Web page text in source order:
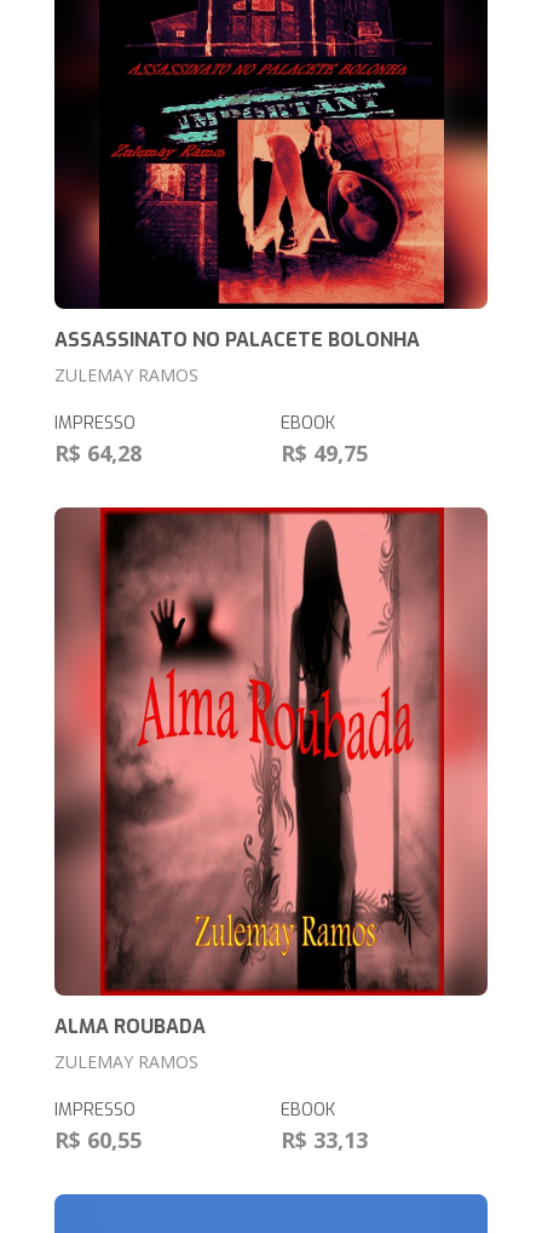
ASSASSINATO NO PALACETE BOLONHA
ZULEMAY RAMOS
IMPRESSO
R$ 64,28
EBOOK
R$ 49,75
ALMA ROUBADA
ZULEMAY RAMOS
IMPRESSO
R$ 60,55
EBOOK
R$ 33,13